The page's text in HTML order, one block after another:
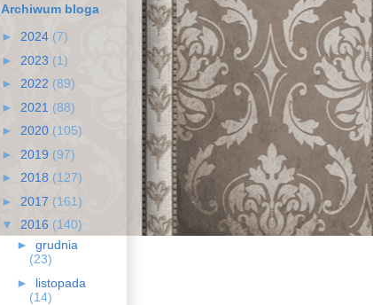
Archiwum bloga
► 2024 (7)
► 2023 (1)
► 2022 (89)
► 2021 (88)
► 2020 (105)
► 2019 (97)
► 2018 (127)
► 2017 (161)
▼ 2016 (140)
► grudnia
(23)
► listopada
(14)